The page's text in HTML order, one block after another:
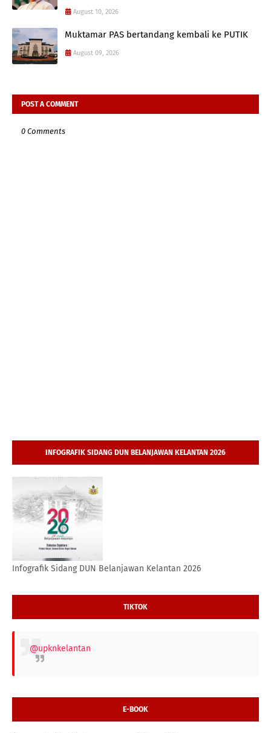
August 10, 2026
Muktamar PAS bertandang kembali ke PUTIK
August 09, 2026
POST A COMMENT
0 Comments
INFOGRAFIK SIDANG DUN BELANJAWAN KELANTAN 2026
Infografik Sidang DUN Belanjawan Kelantan 2026
TIKTOK
@upknkelantan
E-BOOK